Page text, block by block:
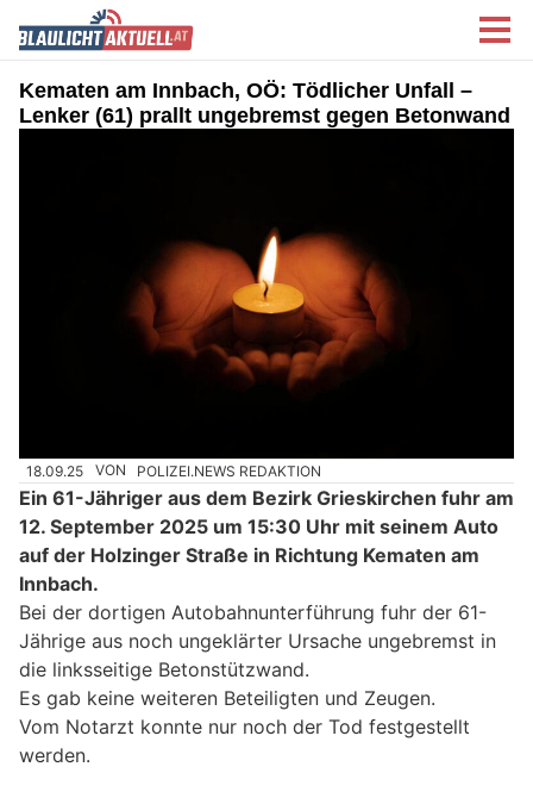
Kematen am Innbach, OÖ: Tödlicher Unfall –
Lenker (61) prallt ungebremst gegen Betonwand
18.09.25 VON POLIZEI.NEWS REDAKTION
Ein 61-Jähriger aus dem Bezirk Grieskirchen fuhr am
12. September 2025 um 15:30 Uhr mit seinem Auto
auf der Holzinger Straße in Richtung Kematen am
Innbach.
Bei der dortigen Autobahnunterführung fuhr der 61-
Jährige aus noch ungeklärter Ursache ungebremst in
die linksseitige Betonstützwand.
Es gab keine weiteren Beteiligten und Zeugen.
Vom Notarzt konnte nur noch der Tod festgestellt
werden.